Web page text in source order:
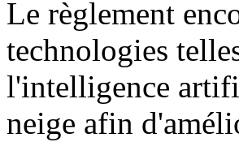
Le règlement
technologies
l'intelligence
neige afin